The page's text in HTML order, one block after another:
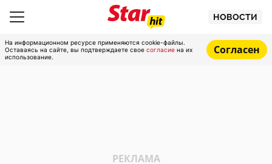
НОВОСТИ
На информационном ресурсе применяются cookie-файлы.
Оставаясь на сайте, вы подтверждаете свое согласие на их
использование.
Согласен